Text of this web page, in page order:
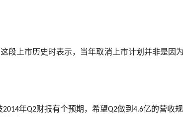
段上市历史时表示，当年取消上市计划并非是因
2014年Q2财报有个预期，希望Q2做到 4.6亿的营收